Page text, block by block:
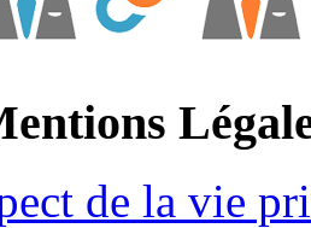
de la vie